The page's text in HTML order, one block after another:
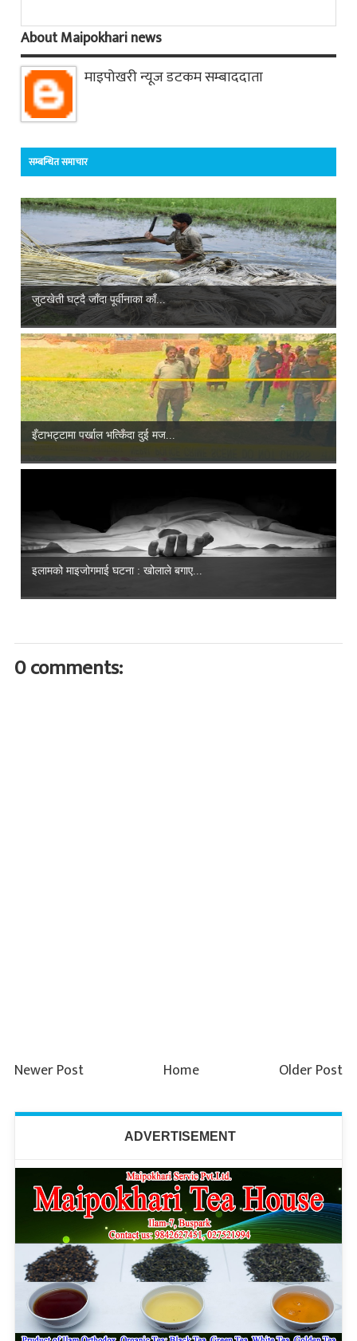
About Maipokhari news
माइपोखरी न्यूज डटकम सम्बाददाता
सम्बन्धित समाचार
जुटखेती घट्दै जाँदा पूर्वीनाका काँ...
इँटाभट्टामा पर्खाल भत्किँदा दुई मज...
इलामको माइजोगमाई घटना : खोलाले बगाए...
0 comments:
Newer Post Older Post
Home
ADVERTISEMENT